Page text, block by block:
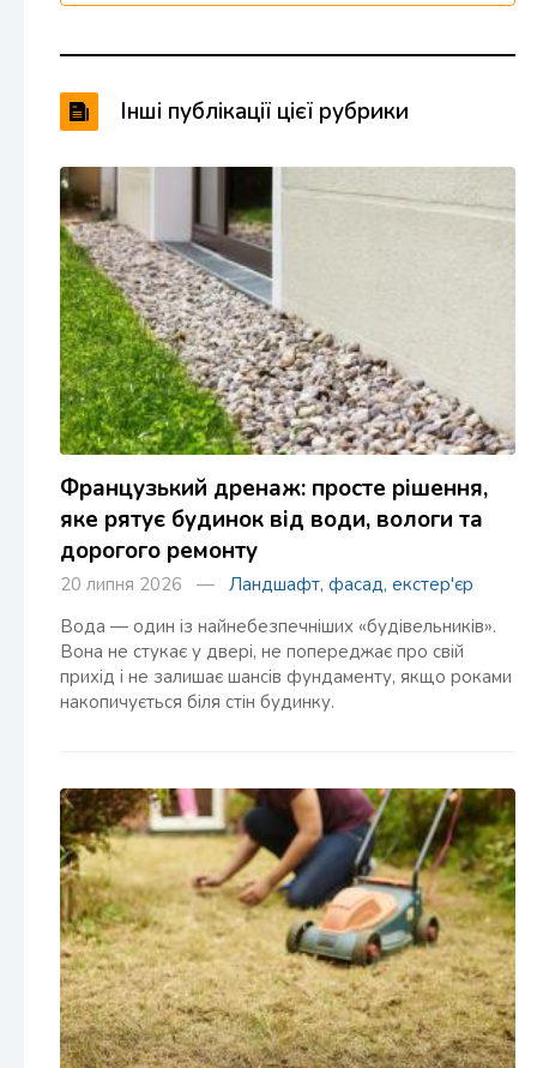
Інші публікації цієї рубрики
Французький дренаж: просте рішення,
яке рятує будинок від води, вологи та
дорогого ремонту
20 липня 2026 — Ландшафт, фасад, екстер'єр
Вода — один із найнебезпечніших «будівельників».
Вона не стукає у двері, не попереджає про свій
прихід і не залишає шансів фундаменту, якщо роками
накопичується біля стін будинку.